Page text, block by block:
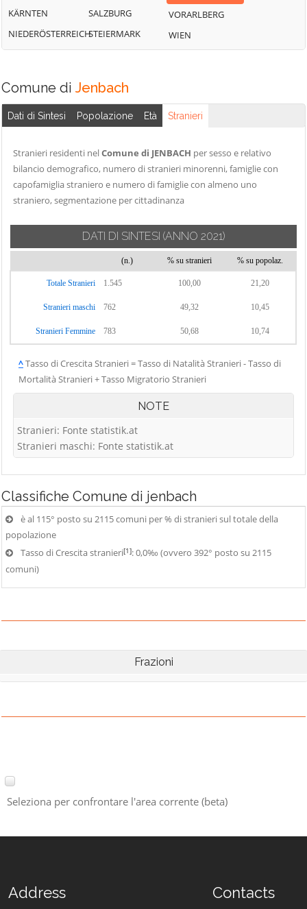
KÄRNTEN
NIEDERÖSTERREICH
SALZBURG
STEIERMARK
VORARLBERG
WIEN
Comune di Jenbach
Dati di Sintesi Popolazione Età Stranieri
Stranieri residenti nelComune di JENBACH per sesso e relativo
bilancio demografico, numero di stranieri minorenni, famiglie con
capofamiglia straniero e numero di famiglie con almeno uno
straniero, segmentazione per cittadinanza
DATI DI SINTESI (ANNO 2021)
(n.) % su stranieri % su popolaz.
Totale Stranieri 1.545 100,00 21,20
Stranieri maschi 762 49,32 10,45
Stranieri Femmine 783 50,68 10,74
^Tasso di Crescita Stranieri = Tasso di Natalità Stranieri - Tasso di
Mortalità Stranieri + Tasso Migratorio Stranieri
NOTE
Stranieri: Fonte statistik.at
Stranieri maschi: Fonte statistik.at
Classifiche Comune di jenbach
è al 115° posto su 2115 comuni per % di stranieri sul totale della
popolazione
Tasso di Crescita stranieri[1]: 0,0‰ (ovvero 392° posto su 2115
comuni)
Frazioni
Seleziona per confrontare l'area corrente (beta)
Address Contacts